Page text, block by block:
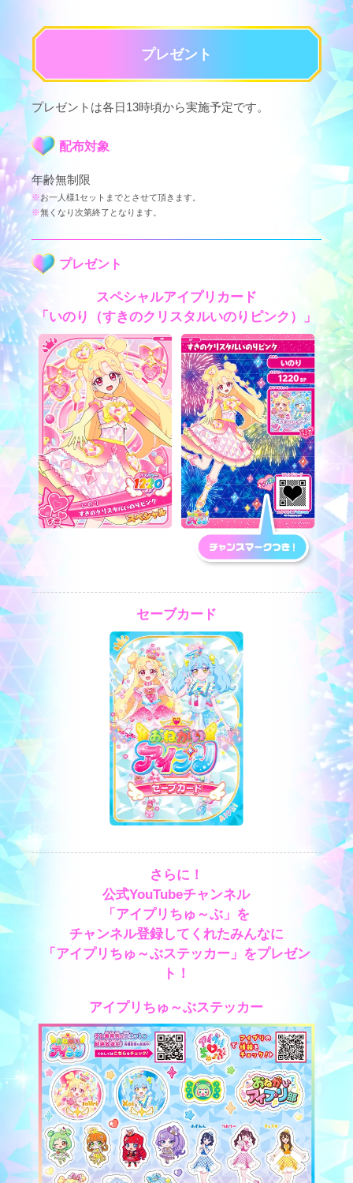
プレゼント
プレゼントは各日13時頃から実施予定です。
配布対象
年齢無制限
お一人様1セットまでとさせて頂きます。
無くなり次第終了となります。
プレゼント
スペシャルアイプリカード
「いのり（すきのクリスタルいのりピンク）」
セーブカード
さらに！
公式YouTubeチャンネル
「アイプリちゅ～ぶ」を
チャンネル登録してくれたみんなに
「アイプリちゅ～ぶステッカー」をプレゼン
ト！
アイプリちゅ～ぶステッカー